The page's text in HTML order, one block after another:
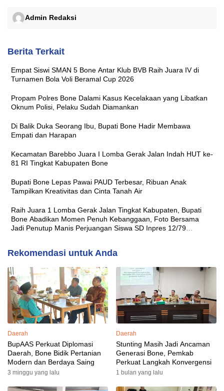
Admin Redaksi
Berita Terkait
Empat Siswi SMAN 5 Bone Antar Klub BVB Raih Juara IV di
Turnamen Bola Voli Beramal Cup 2026
Propam Polres Bone Dalami Kasus Kecelakaan yang Libatkan
Oknum Polisi, Pelaku Sudah Diamankan
Di Balik Duka Seorang Ibu, Bupati Bone Hadir Membawa
Empati dan Harapan
Kecamatan Barebbo Juara I Lomba Gerak Jalan Indah HUT ke-
81 RI Tingkat Kabupaten Bone
Bupati Bone Lepas Pawai PAUD Terbesar, Ribuan Anak
Tampilkan Kreativitas dan Cinta Tanah Air
Raih Juara 1 Lomba Gerak Jalan Tingkat Kabupaten, Bupati
Bone Abadikan Momen Penuh Kebanggaan, Foto Bersama
Jadi Penutup Manis Perjuangan Siswa SD Inpres 12/79
Rekomendasi untuk Anda
Daerah
BupAAS Perkuat Diplomasi
Daerah, Bone Bidik Pertanian
Modern dan Berdaya Saing
3 minggu yang lalu
Daerah
Stunting Masih Jadi Ancaman
Generasi Bone, Pemkab
Perkuat Langkah Konvergensi
1 bulan yang lalu